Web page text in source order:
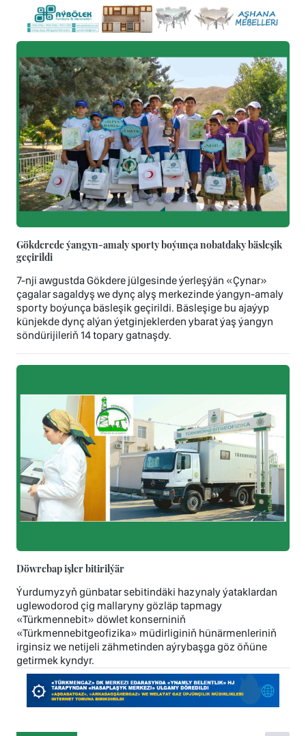
Gökderede ýangyn-amaly sporty boýunça nobatdaky bäsleşik
geçirildi
7-nji awgustda Gökdere jülgesinde ýerleşýän «Çynar»
çagalar sagaldyş we dynç alyş merkezinde ýangyn-amaly
sporty boýunça bäsleşik geçirildi. Bäsleşige bu ajaýyp
künjekde dynç alýan ýetginjeklerden ybarat ýaş ýangyn
söndürijileriň 14 topary gatnaşdy.
Döwrebap işler bitirilýär
Ýurdumyzyň günbatar sebitindäki hazynaly ýataklardan
uglewodorod çig mallaryny gözläp tapmagy
«Türkmennebit» döwlet konserniniň
«Türkmennebitgeofizika» müdirliginiň hünärmenleriniň
irginsiz we netijeli zähmetinden aýrybaşga göz öňüne
getirmek kyndyr.